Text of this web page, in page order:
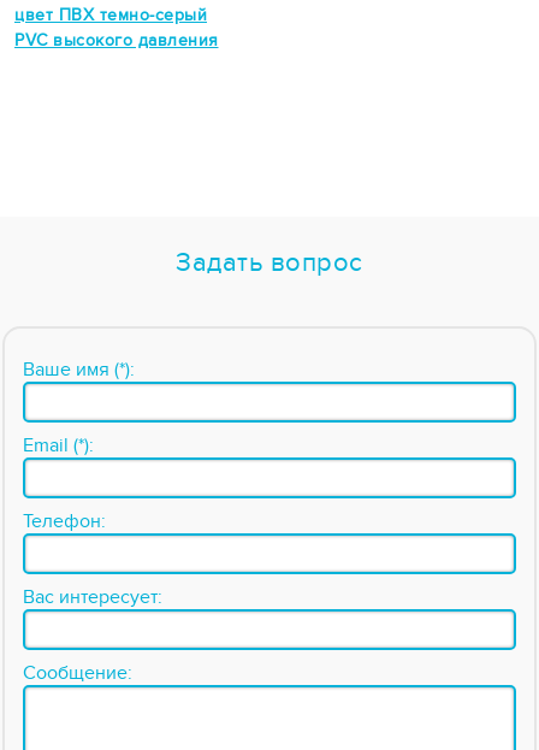
цвет ПВХ темно-серый
PVC высокого давления
Задать вопрос
Ваше имя (*):
Email (*):
Телефон:
Вас интересует:
Сообщение: